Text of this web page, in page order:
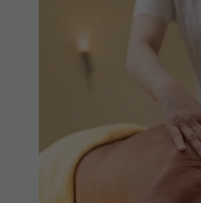
Serviceportal